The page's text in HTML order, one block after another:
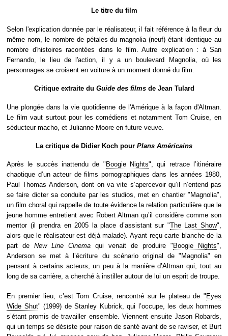
Le titre du film
Selon l'explication donnée par le réalisateur, il fait référence à la fleur du
même nom, le nombre de pétales du magnolia (neuf) étant identique au
nombre d'histoires racontées dans le film. Autre explication : à San
Fernando, le lieu de l'action, il y a un boulevard Magnolia, où les
personnages se croisent en voiture à un moment donné du film.
Critique extraite du Guide des filmsde Jean Tulard
Une plongée dans la vie quotidienne de l'Amérique à la façon d'Altman.
Le film vaut surtout pour les comédiens et notamment Tom Cruise, en
séducteur macho, et Julianne Moore en future veuve.
La critique de Didier Koch pour Plans Américains
Après le succès inattendu de " Boogie Nights", qui retrace l’itinéraire
chaotique d’un acteur de films pornographiques dans les années 1980,
Paul Thomas Anderson, dont on va vite s’apercevoir qu’il n’entend pas
se faire dicter sa conduite par les studios, met en chantier "Magnolia",
un film choral qui rappelle de toute évidence la relation particulière que le
jeune homme entretient avec Robert Altman qu’il considère comme son
mentor (il prendra en 2005 la place d’assistant sur "The Last Show",
alors que le réalisateur est déjà malade). Ayant reçu carte blanche de la
part de New Line Cinema qui venait de produire " Boogie Nights",
Anderson se met à l’écriture du scénario original de "Magnolia" en
pensant à certains acteurs, un peu à la manière d’Altman qui, tout au
long de sa carrière, a cherché à instiller autour de lui un esprit de troupe.
En premier lieu, c’est Tom Cruise, rencontré sur le plateau de "Eyes
Wide Shut" (1999) de Stanley Kubrick, qui l’occupe, les deux hommes
s’étant promis de travailler ensemble. Viennent ensuite Jason Robards,
qui un temps se désiste pour raison de santé avant de se raviser, et Burt